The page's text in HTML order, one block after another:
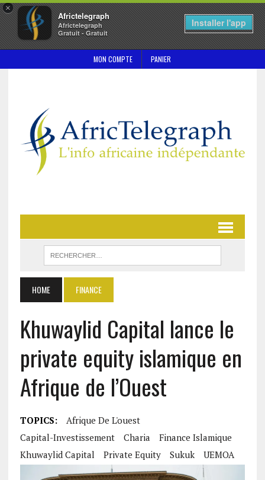
×
Africtelegraph
Africtelegraph
Gratuit - Gratuit
Installer l'app
MON COMPTE PANIER
HOME FINANCE
Khuwaylid Capital lance le
private equity islamique en
Afrique de l’Ouest
TOPICS:
Afrique De L'ouest
Capital-Investissement
Charia
Finance Islamique
Khuwaylid Capital
Private Equity Sukuk UEMOA